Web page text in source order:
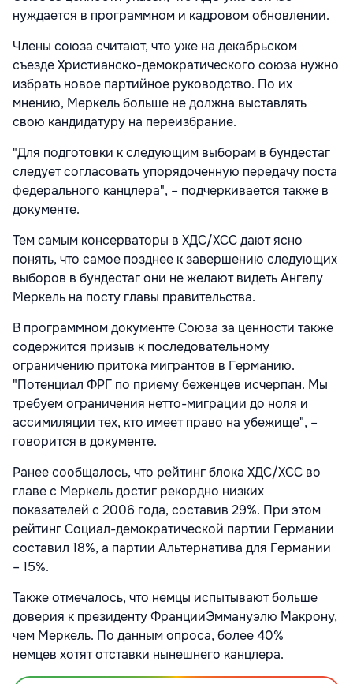
нуждается в программном и кадровом обновлении.
Члены союза считают, что уже на декабрьском
съезде Христианско-демократического союза нужно
избрать новое партийное руководство. По их
мнению, Меркель больше не должна выставлять
свою кандидатуру на переизбрание.
"Для подготовки к следующим выборам в бундестаг
следует согласовать упорядоченную передачу поста
федерального канцлера", – подчеркивается также в
документе.
Тем самым консерваторы в ХДС/ХСС дают ясно
понять, что самое позднее к завершению следующих
выборов в бундестаг они не желают видеть Ангелу
Меркель на посту главы правительства.
В программном документе Союза за ценности также
содержится призыв к последовательному
ограничению притока мигрантов в Германию.
"Потенциал ФРГ по приему беженцев исчерпан. Мы
требуем ограничения нетто-миграции до ноля и
ассимиляции тех, кто имеет право на убежище", –
говорится в документе.
Ранее сообщалось, что рейтинг блока ХДС/ХСС во
главе с Меркель достиг рекордно низких
показателей с 2006 года, составив 29%. При этом
рейтинг Социал-демократической партии Германии
составил 18%, а партии Альтернатива для Германии
– 15%.
Также отмечалось, что немцы испытывают больше
доверия к президенту ФранцииЭммануэлю Макрону,
чем Меркель. По данным опроса, более 40%
немцев хотят отставки нынешнего канцлера.